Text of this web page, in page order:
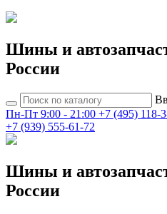
Шины и
России
Пн-Пт 9:00 - 21:00 +7 (495) 118-
+7 (939) 555-61-72
Шины и
России